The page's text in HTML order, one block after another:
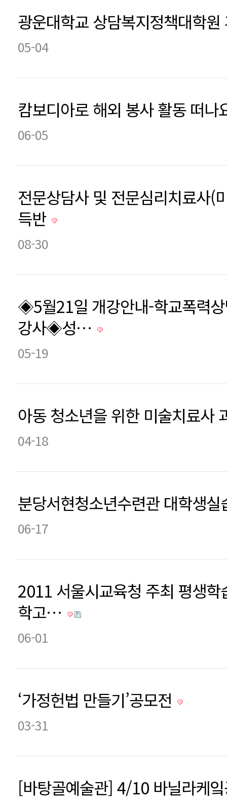
광운대학교 상담복지정책대학
05-04
캄보디아로 해외 봉사 활동 떠
06-05
전문상담사 및 전문심리치료사(
득반
08-30
◈5월21일 개강안내-학교폭력
강사◈성…
05-19
아동 청소년을 위한 미술치료사
04-18
분당서현청소년수련관 대학생
06-17
2011 서울시교육청 주최 평생학
학고…
06-01
‘가정헌법 만들기’공모전
03-31
[바탕골예술관] 4/10 바닐라케